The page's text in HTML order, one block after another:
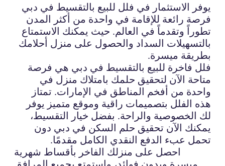
يوفر الاستثمار في فلل للبيع بالتقسيط في دبي
فرصة رائعة للإقامة في واحدة من أكثر المدن
تطوراً وتقدماً في العالم. حيث يمكنك الاستمتاع
بالتسهيلات السداد والحصول على منزل أحلامك
بطريقة ميسرة.
فلل فاخرة للبيع بالتقسيط في دبي هي فرصة
متاحة الآن لتحقيق حلمك بامتلاك منزل في
واحدة من أفخم المناطق في الإمارات. تمتاز
هذه الفلل بتصميمات راقية وموقع متميز يوفر
لك الخصوصية والراحة. بفضل خيار التقسيط،
يمكنك الآن تحقيق حلم السكن في دبي دون
تحمل عبء الدفع النقدي الكامل مقدمًا.
احصل على منزلك الفاخر بأقساط شهرية